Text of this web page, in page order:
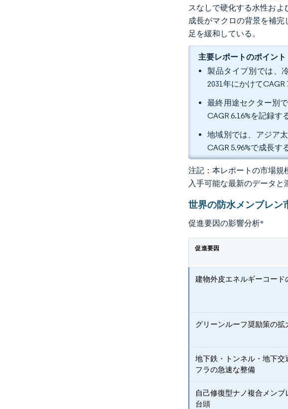
スなしで硬化する水性およ
成長がマクロの背景を補
足を緩和している。
主要レポートのポイント
製品タイプ別では、
2031年にかけてCAGR
最終用途セクター別
CAGR 6.16%を記録す
地域別では、アジア
CAGR 5.96%で成長す
注記：本レポートの市場規
入手可能な最新のデータと
世界の防水メンブレン
促進要因の影響分析*
促進要因
建物外皮エネルギーコード
グリーンルーフ奨励策の拡
地下鉄・トンネル・地下交
フラの急速な整備
自己修復型ナノ複合メンブ
台頭